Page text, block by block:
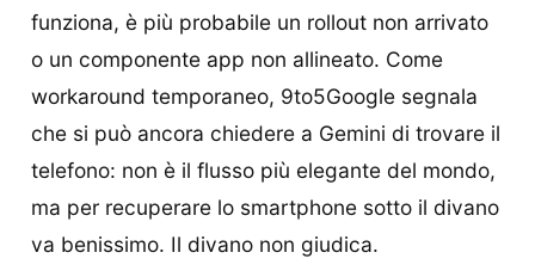
funziona, è più probabile un rollout non arrivato
o un componente app non allineato. Come
workaround temporaneo, 9to5Google segnala
che si può ancora chiedere a Gemini di trovare il
telefono: non è il flusso più elegante del mondo,
ma per recuperare lo smartphone sotto il divano
va benissimo. Il divano non giudica.